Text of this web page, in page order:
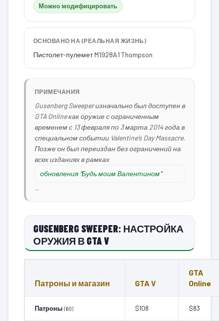
Можно модифицировать
ОСНОВАНО НА (РЕАЛЬНАЯ ЖИЗНЬ)
Пистолет-пулемет M1928A1 Thompson
ПРИМЕЧАНИЯ
Gusenberg Sweeper изначально был доступен в
GTA Online как оружие с ограниченным
временем с 13 февраля по 3 марта 2014 года в
специальном событии Valentine’s Day Massacre.
Позже он был переиздан без ограничений на
всех изданиях в рамках
обновления “Будь моим Валентином”
..
GUSENBERG SWEEPER: НАСТРОЙКА
ОРУЖИЯ В GTA V
Патроны и магазин GTA V
GTA
Online
Патроны (60) $108 $83